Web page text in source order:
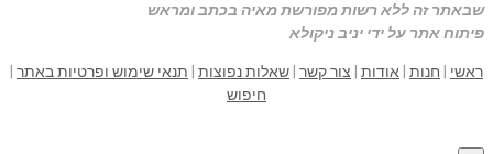
שבאתר זה ללא רשות מפורשת מאיה בכתב ומראש
פיתוח אתר על ידי יניב ניקולא
ראשי חנות אודות צור קשר שאלות נפוצות תנאי שימוש ופרטיות באתר
חיפוש